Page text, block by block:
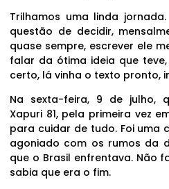
Trilhamos uma linda
questão de decidir,
quase sempre, escrever ele
falar da ótima ideia que
certo, lá vinha o texto pronto,
Na sexta-feira, 9 de julho,
Xapuri 81, pela primeira vez
para cuidar de tudo. Foi uma
agoniado com os rumos da
que o Brasil enfrentava. Não
sabia que era o fim.